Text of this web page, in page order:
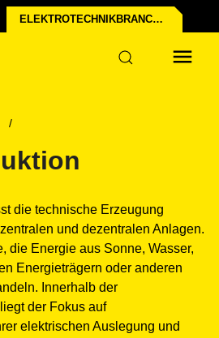
ELEKTROTECHNIK­BRANCHE
die technische Erzeugung
und dezentralen Anlagen.
die Energie aus Sonne, Wasser,
Energieträgern oder anderen
Innerhalb der
der Fokus auf
elektrischen Auslegung und